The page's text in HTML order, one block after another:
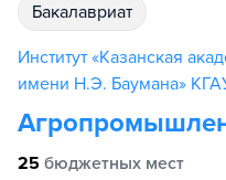
бакалавриат
Институт «Казанская
имени Н.Э. Баумана»
25 бюджетных мест